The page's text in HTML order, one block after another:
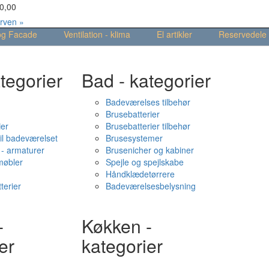
0,00
»
Facade Ventilation - klima El artikler
Reservedele
badeværelset
armaturer
Bad - kategorier
Badeværelses tilbehør
Brusebatterier
Brusebatterier tilbehør
Brusesystemer
Brusenicher og kabiner
Spejle og spejlskabe
Håndklædetørrere
Badeværelsesbelysning
Køkken -
kategorier